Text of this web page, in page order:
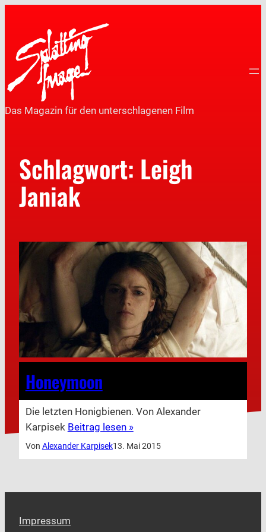
Das Magazin für den unterschlagenen Film
Schlagwort: Leigh
Janiak
Honeymoon
Die letzten Honigbienen. Von Alexander
Karpisek Beitrag lesen »
Von Alexander Karpisek13. Mai 2015
Impressum